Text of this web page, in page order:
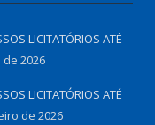
LICITATÓRIOS ATÉ
2026
LICITATÓRIOS ATÉ
de 2026